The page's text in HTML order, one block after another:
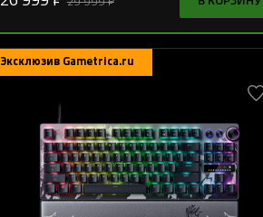
Эксклюзив Gametrica.ru